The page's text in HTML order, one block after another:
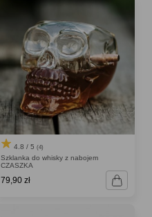
4.8 / 5 (4)
Szklanka do whisky z nabojem
CZASZKA
79,90 zł